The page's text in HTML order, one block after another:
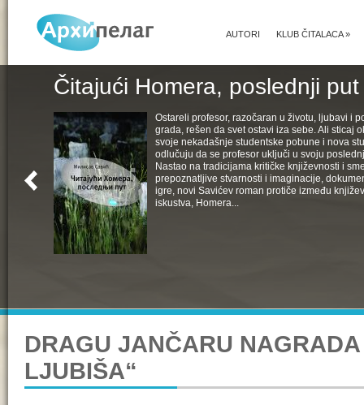
KLUB ČITALACA»
AUTORI
Čitajući Homera, poslednji put
Ostareli profesor, razočaran u životu, ljubavi i
grada, rešen da svet ostavi iza sebe. Ali sticaj
svoje nekadašnje studentske pobune i nova
odlučuju da se profesor uključi u svoju
Nastao na tradicijama kritičke književnosti i
prepoznatljive stvarnosti i imaginacije,
igre, novi Savićev roman protiče između
iskustva, Homera...
DRAGU JANČARU
LJUBIŠA“